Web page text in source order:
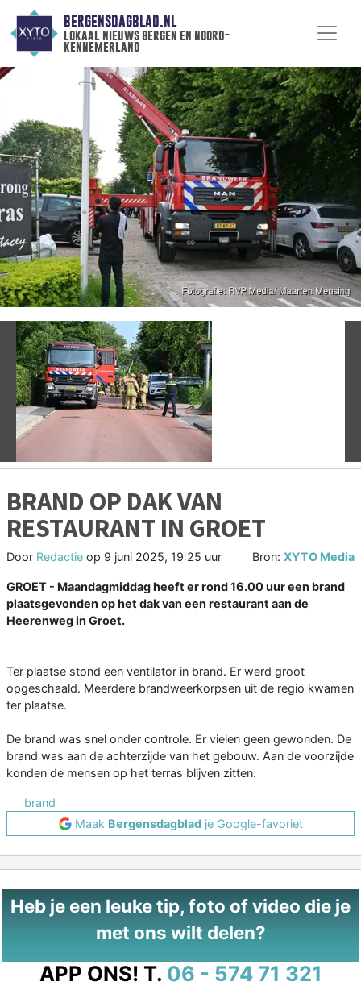
BERGENSDAGBLAD.NL
lokaal nieuws bergen en noord-
kennemerland
Vorige
BRAND OP DAK VAN
RESTAURANT IN GROET
Door Redactie op 9 juni 2025, 19:25 uur Bron: XYTO Media
GROET - Maandagmiddag heeft er rond 16.00 uur een brand
plaatsgevonden op het dak van een restaurant aan de
Heerenweg in Groet.
Ter plaatse stond een ventilator in brand. Er werd groot
opgeschaald. Meerdere brandweerkorpsen uit de regio kwamen
ter plaatse.
De brand was snel onder controle. Er vielen geen gewonden. De
brand was aan de achterzijde van het gebouw. Aan de voorzijde
konden de mensen op het terras blijven zitten.
brand
Maak Bergensdagbladje Google-favoriet
Heb je een leuke tip, foto of video die je
met ons wilt delen?
APP ONS! T. 06 - 574 71 321